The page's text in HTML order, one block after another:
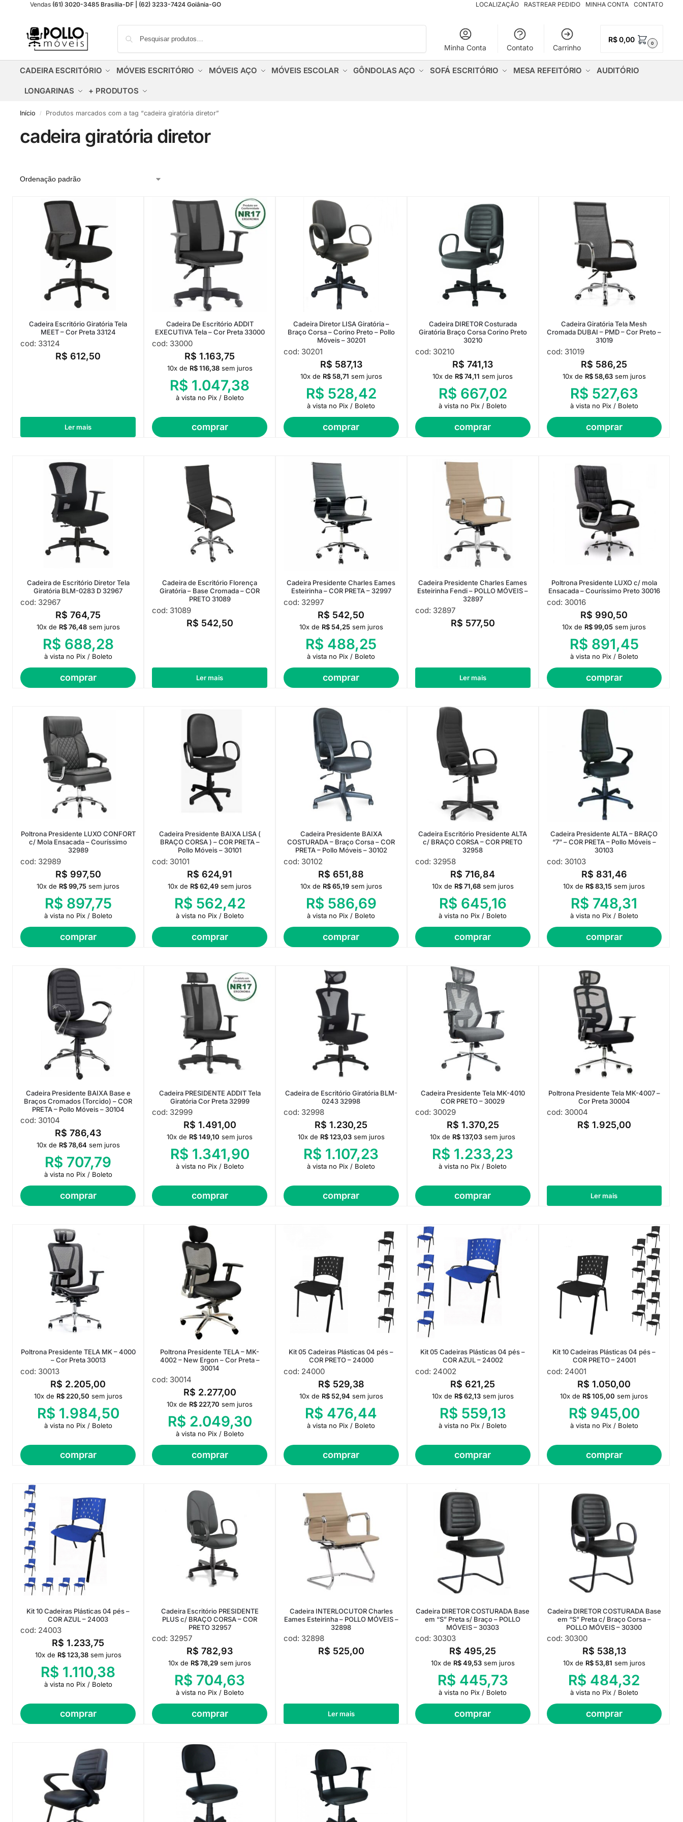
Vendas (61) 3020-3485 Brasília-DF | (62) 3233-7424 Goiânia-GO LOCALIZAÇÃO RASTREAR PEDIDO MINHA CONTA CONTATO
Minha Conta Contato Carrinho
R$0,00 0
CADEIRA ESCRITÓRIO MÓVEIS ESCRITÓRIO MÓVEIS AÇO MÓVEIS ESCOLAR GÔNDOLAS AÇO SOFÁ ESCRITÓRIO MESA REFEITÓRIO AUDITÓRIO
LONGARINAS + PRODUTOS
Início / Produtos marcados com a tag “cadeira giratória diretor”
cadeira giratória diretor
Cadeira Escritório Giratória Tela
MEET – Cor Preta 33124
cod: 33124
R$ 612,50
Ler mais
Cadeira De Escritório ADDIT
EXECUTIVA Tela – Cor Preta 33000
cod: 33000
R$ 1.163,75
comprar
10x de R$116,38 sem juros
R$ 1.047,38
à vista no Pix / Boleto
Cadeira Diretor LISA Giratória –
Braço Corsa – Corino Preto – Pollo
Móveis – 30201
cod: 30201
R$ 587,13
comprar
10x de R$58,71 sem juros
R$ 528,42
à vista no Pix / Boleto
Cadeira DIRETOR Costurada
Giratória Braço Corsa Corino Preto
30210
cod: 30210
R$ 741,13
comprar
10x de R$74,11 sem juros
R$ 667,02
à vista no Pix / Boleto
Cadeira Giratória Tela Mesh
Cromada DUBAI – PMD – Cor Preto –
31019
cod: 31019
R$ 586,25
comprar
10x de R$58,63 sem juros
R$ 527,63
à vista no Pix / Boleto
Cadeira de Escritório Diretor Tela
Giratória BLM-0283 D 32967
cod: 32967
R$ 764,75
comprar
10x de R$76,48 sem juros
R$ 688,28
à vista no Pix / Boleto
Cadeira de Escritório Florença
Giratória – Base Cromada – COR
PRETO 31089
cod: 31089
R$ 542,50
Ler mais
Cadeira Presidente Charles Eames
Esteirinha – COR PRETA – 32997
cod: 32997
R$ 542,50
comprar
10x de R$54,25 sem juros
R$ 488,25
à vista no Pix / Boleto
Cadeira Presidente Charles Eames
Esteirinha Fendi – POLLO MÓVEIS –
32897
cod: 32897
R$ 577,50
Ler mais
Poltrona Presidente LUXO c/ mola
Ensacada – Couríssimo Preto 30016
cod: 30016
R$ 990,50
comprar
10x de R$99,05 sem juros
R$ 891,45
à vista no Pix / Boleto
Poltrona Presidente LUXO CONFORT
c/ Mola Ensacada – Couríssimo
32989
cod: 32989
R$ 997,50
comprar
10x de R$99,75 sem juros
R$ 897,75
à vista no Pix / Boleto
Cadeira Presidente BAIXA LISA (
BRAÇO CORSA ) – COR PRETA –
Pollo Móveis – 30101
cod: 30101
R$ 624,91
comprar
10x de R$62,49 sem juros
R$ 562,42
à vista no Pix / Boleto
Cadeira Presidente BAIXA
COSTURADA – Braço Corsa – COR
PRETA – Pollo Móveis – 30102
cod: 30102
R$ 651,88
comprar
10x de R$65,19 sem juros
R$ 586,69
à vista no Pix / Boleto
Cadeira Escritório Presidente ALTA
c/ BRAÇO CORSA – COR PRETO
32958
cod: 32958
R$ 716,84
comprar
10x de R$71,68 sem juros
R$ 645,16
à vista no Pix / Boleto
Cadeira Presidente ALTA – BRAÇO
“7” – COR PRETA – Pollo Móveis –
30103
cod: 30103
R$ 831,46
comprar
10x de R$83,15 sem juros
R$ 748,31
à vista no Pix / Boleto
Cadeira Presidente BAIXA Base e
Braços Cromados (Torcido) – COR
PRETA – Pollo Móveis – 30104
cod: 30104
R$ 786,43
comprar
10x de R$78,64 sem juros
R$ 707,79
à vista no Pix / Boleto
Cadeira PRESIDENTE ADDIT Tela
Giratória Cor Preta 32999
cod: 32999
R$ 1.491,00
comprar
10x de R$149,10 sem juros
R$ 1.341,90
à vista no Pix / Boleto
Cadeira de Escritório Giratória BLM-
0243 32998
cod: 32998
R$ 1.230,25
comprar
10x de R$123,03 sem juros
R$ 1.107,23
à vista no Pix / Boleto
Cadeira Presidente Tela MK-4010
COR PRETO – 30029
cod: 30029
R$ 1.370,25
comprar
10x de R$137,03 sem juros
R$ 1.233,23
à vista no Pix / Boleto
Poltrona Presidente Tela MK-4007 –
Cor Preta 30004
cod: 30004
R$ 1.925,00
Ler mais
Poltrona Presidente TELA MK – 4000
– Cor Preta 30013
cod: 30013
R$ 2.205,00
comprar
10x de R$220,50 sem juros
R$ 1.984,50
à vista no Pix / Boleto
Poltrona Presidente TELA – MK-
4002 – New Ergon – Cor Preta –
30014
cod: 30014
R$ 2.277,00
comprar
10x de R$ 227,70 sem juros
R$ 2.049,30
à vista no Pix / Boleto
Kit 05 Cadeiras Plásticas 04 pés –
COR PRETO – 24000
cod: 24000
R$ 529,38
comprar
10x de R$52,94 sem juros
R$ 476,44
à vista no Pix / Boleto
Kit 05 Cadeiras Plásticas 04 pés –
COR AZUL – 24002
cod: 24002
R$ 621,25
comprar
10x de R$62,13 sem juros
R$ 559,13
à vista no Pix / Boleto
Kit 10 Cadeiras Plásticas 04 pés –
COR PRETO – 24001
cod: 24001
R$ 1.050,00
comprar
10x de R$105,00 sem juros
R$ 945,00
à vista no Pix / Boleto
Kit 10 Cadeiras Plásticas 04 pés –
COR AZUL – 24003
cod: 24003
R$ 1.233,75
comprar
10x de R$123,38 sem juros
R$ 1.110,38
à vista no Pix / Boleto
Cadeira Escritório PRESIDENTE
PLUS c/ BRAÇO CORSA – COR
PRETO 32957
cod: 32957
R$ 782,93
comprar
10x de R$78,29 sem juros
R$ 704,63
à vista no Pix / Boleto
Cadeira INTERLOCUTOR Charles
Eames Esteirinha – POLLO MÓVEIS –
32898
cod: 32898
R$ 525,00
Ler mais
Cadeira DIRETOR COSTURADA Base
em “S” Preta s/ Braço – POLLO
MÓVEIS – 30303
cod: 30303
R$ 495,25
comprar
10x de R$49,53 sem juros
R$ 445,73
à vista no Pix / Boleto
Cadeira DIRETOR COSTURADA Base
em “S” Preta c/ Braço Corsa –
POLLO MÓVEIS – 30300
cod: 30300
R$ 538,13
comprar
10x de R$53,81 sem juros
R$ 484,32
à vista no Pix / Boleto